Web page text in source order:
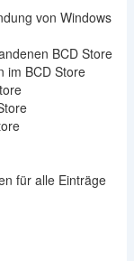
von Windows
BCD Store
im BCD Store
für alle Einträge